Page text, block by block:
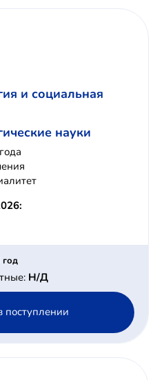
и социальная
науки
год
Н/Д